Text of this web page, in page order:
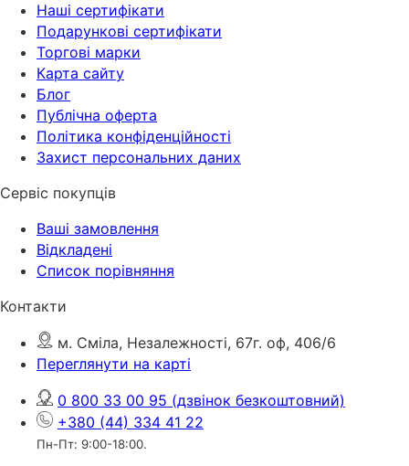
Наші сертифікати
Подарункові сертифікати
Торгові марки
Карта сайту
Блог
Публічна оферта
Політика конфіденційності
Захист персональних даних
Сервіс покупців
Ваші замовлення
Відкладені
Список порівняння
Контакти
м. Сміла, Незалежності, 67г. оф, 406/6
Переглянути на карті
0 800 33 00 95 (дзвінок безкоштовний)
+380 (44) 334 41 22
Пн-Пт: 9:00-18:00.